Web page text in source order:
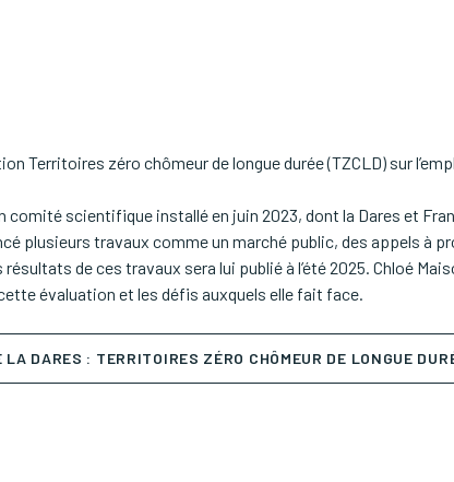
Territoires zéro chômeur de longue durée (TZCLD) sur
comité scientifique installé en juin 2023, dont la Dares et
plusieurs travaux comme un marché public, des appels à
de ces travaux sera lui publié à l’été 2025. Chloé
évaluation et les défis auxquels elle fait face.
DARES : TERRITOIRES ZÉRO CHÔMEUR DE LONGUE